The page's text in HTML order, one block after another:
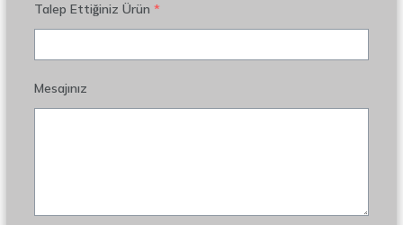
Talep Ettiğiniz Ürün *
Mesajınız